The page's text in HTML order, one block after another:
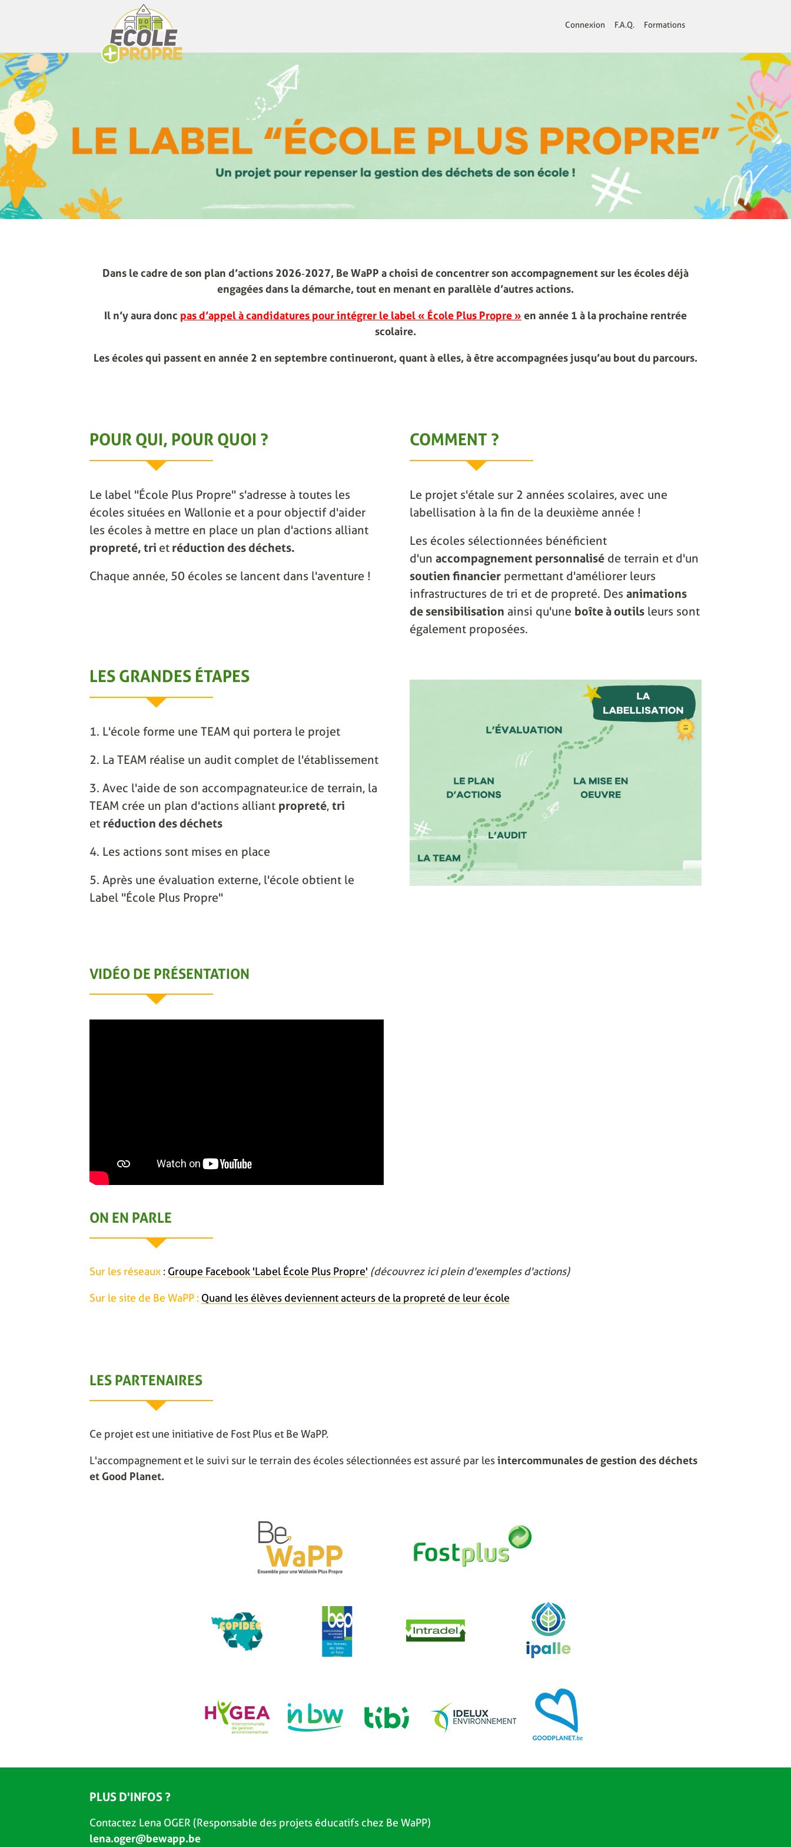
Connexion F.A.Q. Formations
Dans le cadre de son plan d’actions 2026‑2027, Be WaPP a choisi de concentrer son accompagnement sur les écoles déjà
engagées dans la démarche, tout en menant en parallèle d’autres actions.
Il n’y aura donc pas d’appel à candidatures pour intégrer le label « École Plus Propre » en année 1 à la prochaine rentrée
scolaire.
Les écoles qui passent en année 2 en septembre continueront, quant à elles, à être accompagnées jusqu’au bout du parcours.
POUR QUI, POUR QUOI ?
Le label "École Plus Propre" s'adresse à toutes les
écoles situées en Wallonie et a pour objectif d'aider
les écoles à mettre en place un plan d'actions alliant
propreté, tri et réduction des déchets.
Chaque année, 50 écoles se lancent dans l'aventure !
COMMENT ?
Le projet s'étale sur 2 années scolaires, avec une
labellisation à la fin de la deuxième année !
Les écoles sélectionnées bénéficient
d'un accompagnement personnalisé de terrain et d'un
soutien financier permettant d'améliorer leurs
infrastructures de tri et de propreté. Des animations
de sensibilisation ainsi qu'une boîte à outils leurs sont
également proposées.
LES GRANDES ÉTAPES
1. L'école forme une TEAM qui portera le projet
2. La TEAM réalise un audit complet de l'établissement
3. Avec l'aide de son accompagnateur.ice de terrain, la
TEAM crée un plan d'actions alliant propreté, tri
et réduction des déchets
4. Les actions sont mises en place
5. Après une évaluation externe, l'école obtient le
Label "École Plus Propre"
VIDÉO DE PRÉSENTATION
ON EN PARLE
Sur les réseaux : Groupe Facebook 'Label École Plus Propre' (découvrez ici plein d'exemples d'actions)
Sur le site de Be WaPP : Quand les élèves deviennent acteurs de la propreté de leur école
LES PARTENAIRES
Ce projet est une initiative de Fost Plus et Be WaPP.
L'accompagnement et le suivi sur le terrain des écoles sélectionnées est assuré par lesintercommunales de gestion des déchets
et Good Planet.
PLUS D'INFOS ?
Contactez Lena OGER (Responsable des projets éducatifs chez Be WaPP)
lena.oger@bewapp.be